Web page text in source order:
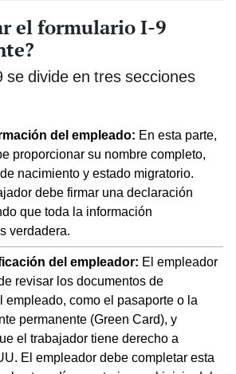
el formulario I-9
se divide en tres secciones
del empleado: En esta parte,
proporcionar su nombre completo,
nacimiento y estado migratorio.
debe firmar una declaración
que toda la información
verdadera.
del empleador: El empleador
revisar los documentos de
empleado, como el pasaporte o la
permanente (Green Card), y
el trabajador tiene derecho a
El empleador debe completar esta